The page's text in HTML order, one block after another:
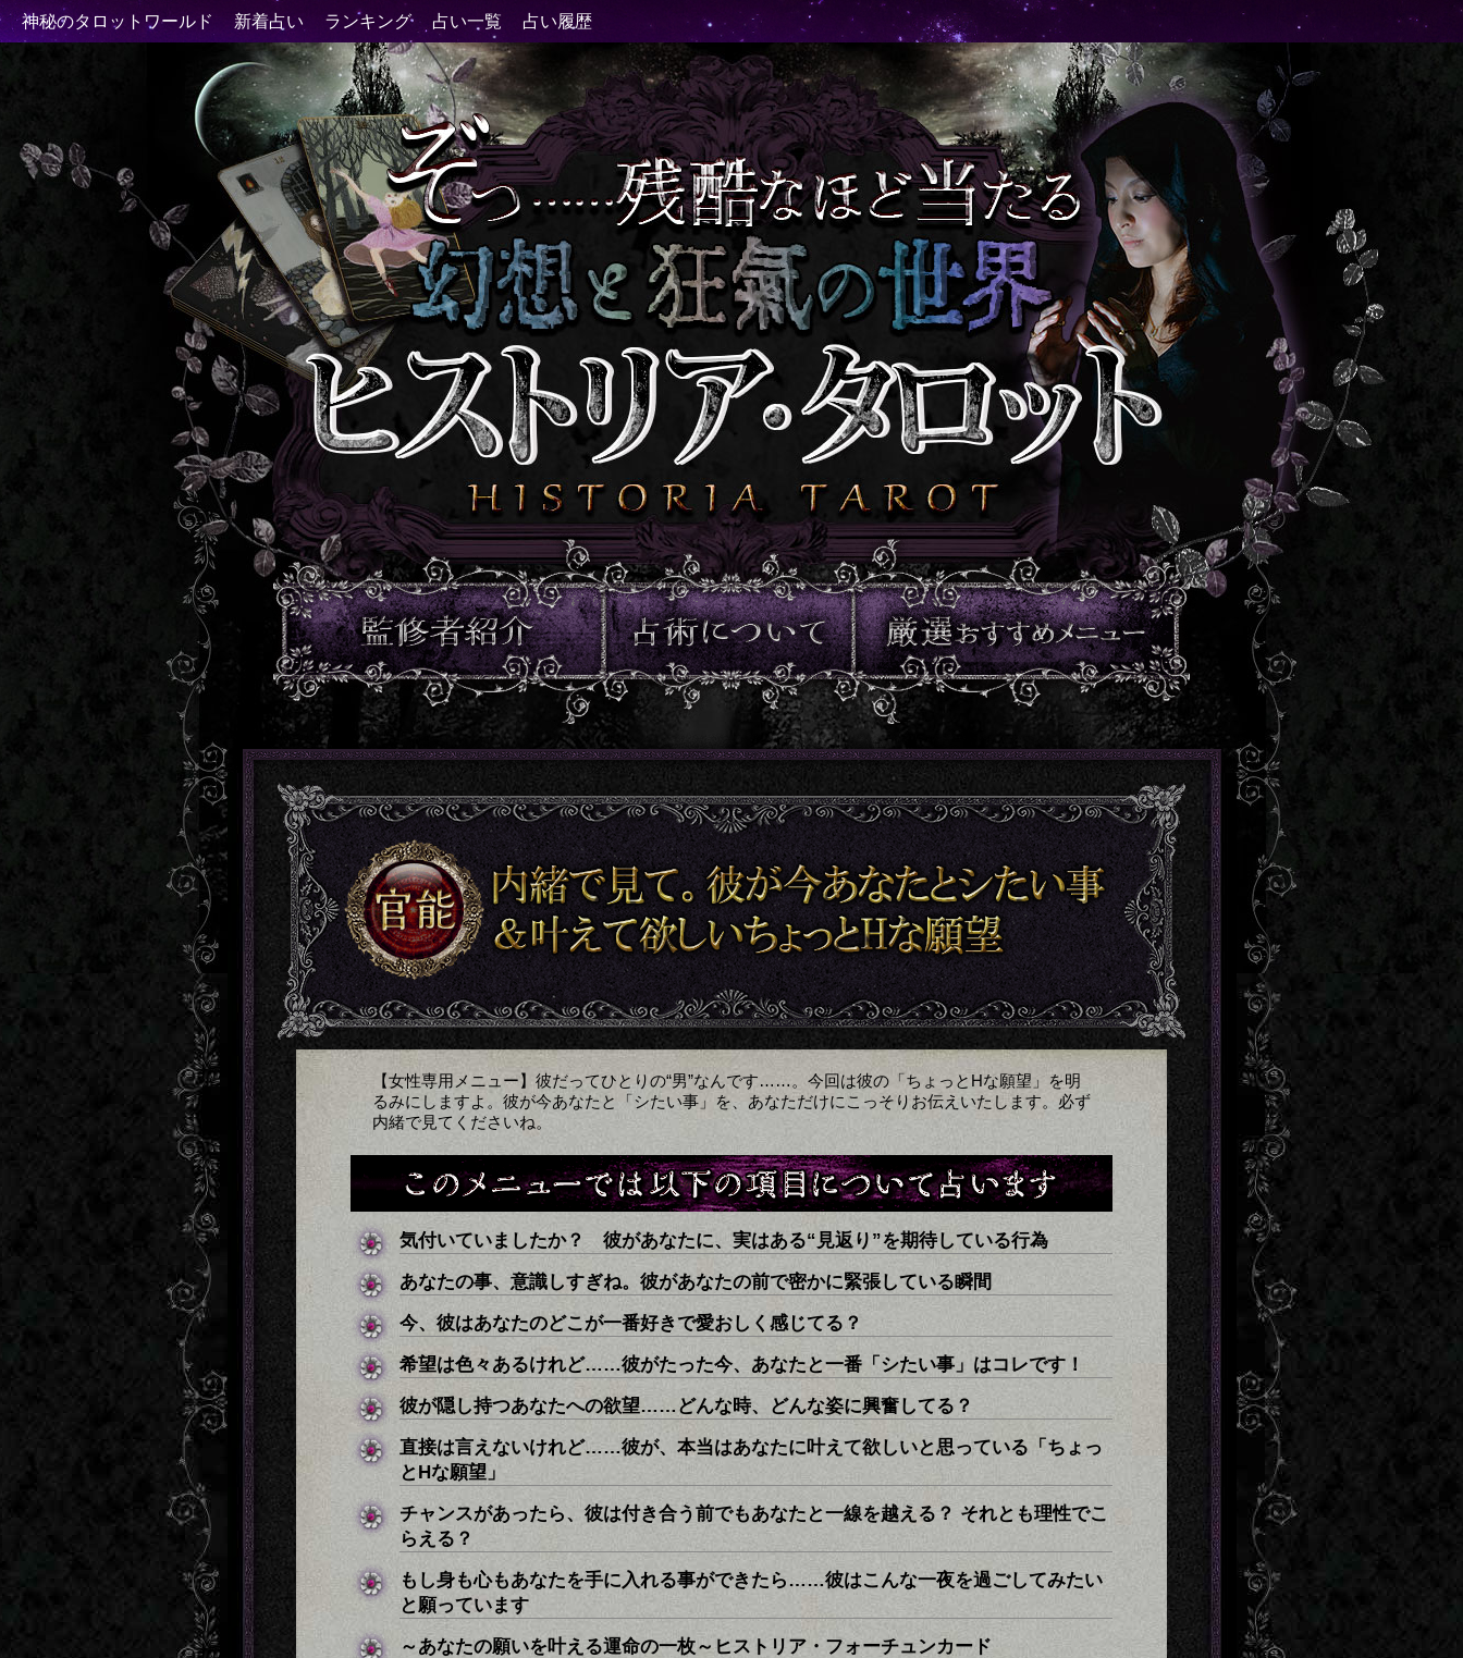
【女性専用メニュー】彼だってひとりの“男”なんです……。今回は彼の「ちょっとHな願望」を明
るみにしますよ。彼が今あなたと「シたい事」を、あなただけにこっそりお伝えいたします。必ず
内緒で見てくださいね。
気付いていましたか？ 彼があなたに、実はある“見返り”を期待している行為
あなたの事、意識しすぎね。彼があなたの前で密かに緊張している瞬間
今、彼はあなたのどこが一番好きで愛おしく感じてる？
希望は色々あるけれど……彼がたった今、あなたと一番「シたい事」はコレです！
彼が隠し持つあなたへの欲望……どんな時、どんな姿に興奮してる？
直接は言えないけれど……彼が、本当はあなたに叶えて欲しいと思っている「ちょっ
とHな願望」
チャンスがあったら、彼は付き合う前でもあなたと一線を越える？ それとも理性でこ
らえる？
もし身も心もあなたを手に入れる事ができたら……彼はこんな一夜を過ごしてみたい
と願っています
～あなたの願いを叶える運命の一枚～ヒストリア・フォーチュンカード